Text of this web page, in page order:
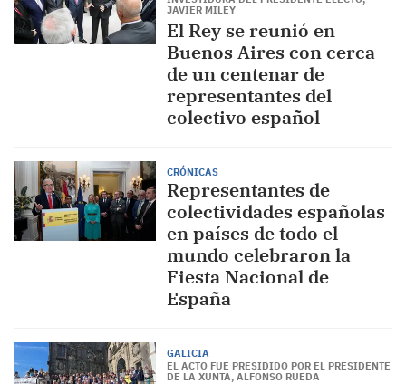
JAVIER MILEY
El Rey se reunió en
Buenos Aires con cerca
de un centenar de
representantes del
colectivo español
CRÓNICAS
Representantes de
colectividades españolas
en países de todo el
mundo celebraron la
Fiesta Nacional de
España
GALICIA
EL ACTO FUE PRESIDIDO POR EL PRESIDENTE
DE LA XUNTA, ALFONSO RUEDA